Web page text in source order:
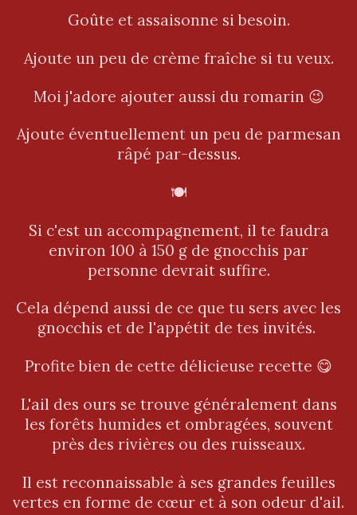
Goûte et assaisonne si besoin.
Ajoute un peu de crème fraîche si tu veux.
Moi j'adore ajouter aussi du romarin 😉
Ajoute éventuellement un peu de parmesan
râpé par-dessus.
🍽️
Si c'est un accompagnement, il te faudra
environ 100 à 150 g de gnocchis par
personne devrait suffire.
Cela dépend aussi de ce que tu sers avec les
gnocchis et de l'appétit de tes invités.
Profite bien de cette délicieuse recette 😋
L'ail des ours se trouve généralement dans
les forêts humides et ombragées, souvent
près des rivières ou des ruisseaux.
Il est reconnaissable à ses grandes feuilles
vertes en forme de cœur et à son odeur d'ail.